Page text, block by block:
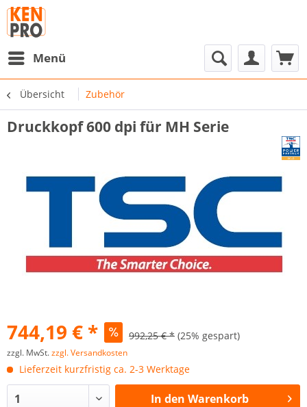
Menü
Übersicht Zubehör
Druckkopf 600 dpi für MH Serie
744,19 € * 992,25 € * (25% gespart)
zzgl. MwSt.zzgl. Versandkosten
Lieferzeit kurzfristig ca. 2-3 Werktage
In den Warenkorb